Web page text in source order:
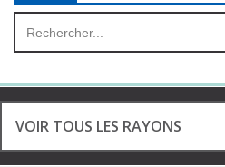
VOIR TOUS LES RAYONS